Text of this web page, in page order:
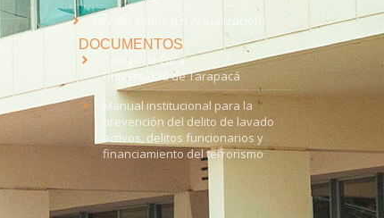
Ley del Lobby (En Actualización)
DOCUMENTOS
Código de Ética
Universidad de Tarapacá
Manual institucional para la
prevención del delito de lavado
activos, delitos funcionarios y
financiamiento del terrorismo